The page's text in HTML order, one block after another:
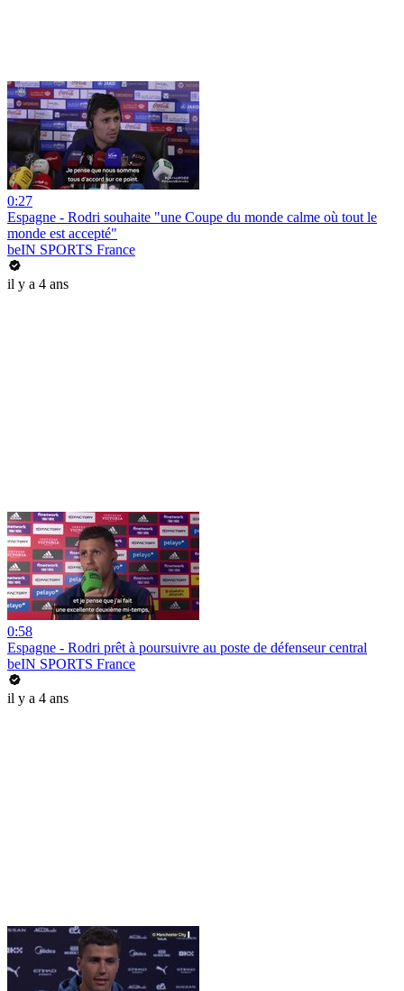
0:27
Espagne - Rodri souhaite "une Coupe du monde calme où tout le
monde est accepté"
beIN SPORTS France
il y a 4 ans
0:58
Espagne - Rodri prêt à poursuivre au poste de défenseur central
beIN SPORTS France
il y a 4 ans